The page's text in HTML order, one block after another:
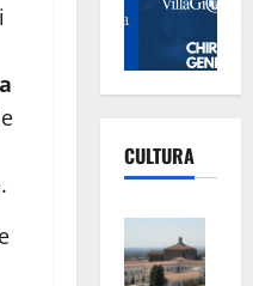
CULTURA